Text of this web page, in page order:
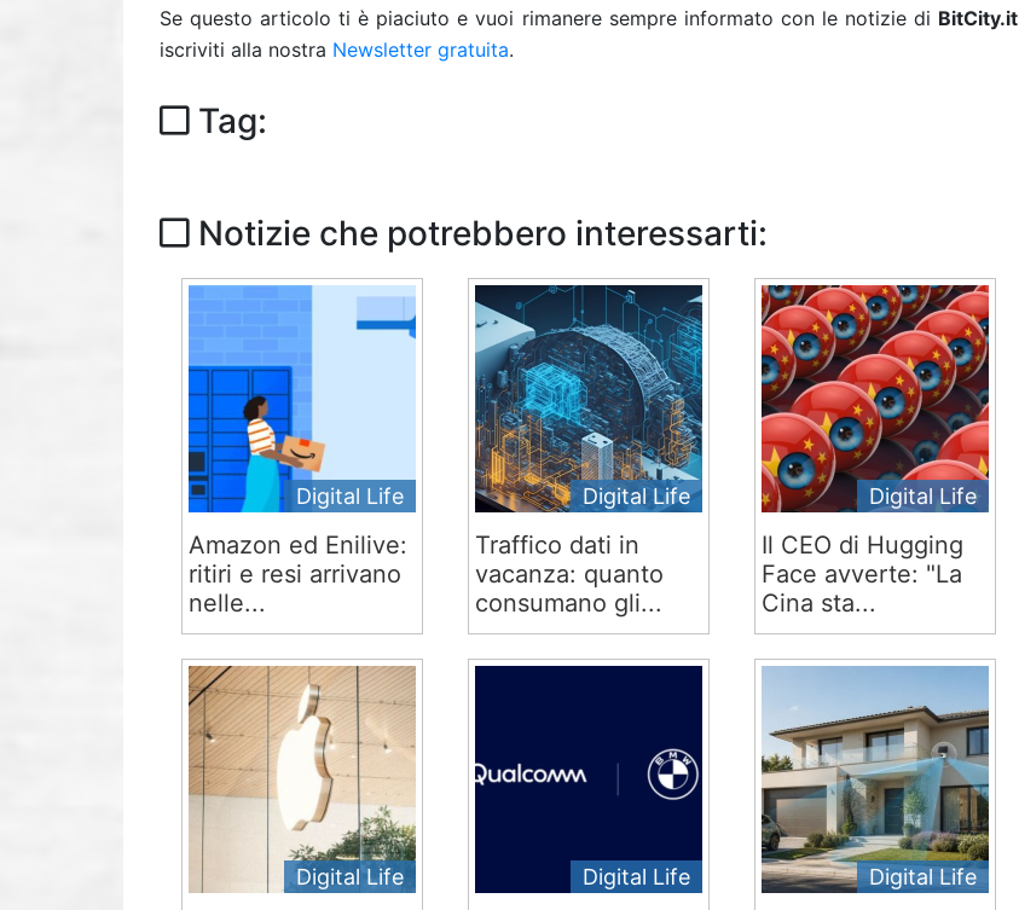
Se questo articolo ti è piaciuto e vuoi rimanere sempre informato con le notizie di BitCity.it
iscriviti alla nostra Newsletter gratuita.
Tag:
Notizie che potrebbero interessarti:
Digital Life
Amazon ed Enilive:
ritiri e resi arrivano
nelle...
Digital Life
Traffico dati in
vacanza: quanto
consumano gli...
Digital Life
Il CEO di Hugging
Face avverte: "La
Cina sta...
Digital Life Digital Life Digital Life